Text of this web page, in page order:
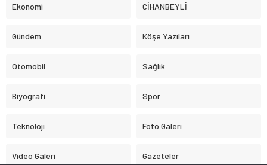
Ekonomi CİHANBEYLİ
Gündem Köşe Yazıları
Otomobil Sağlık
Biyografi Spor
Teknoloji Foto Galeri
Video Galeri Gazeteler